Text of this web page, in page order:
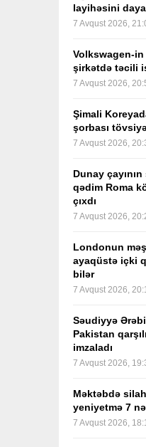
layihəsini
7 Avqust 2026,
Volkswagen-in
şirkətdə təcili
7 Avqust 2026,
Şimali
şorbası
7 Avqust 2026,
Dunay
qədim Roma
çıxdı
7 Avqust 2026,
Londonun
ayaqüstə içki
bilər
7 Avqust 2026,
Səudiyyə
Pakistan
imzaladı
7 Avqust 2026,
Məktəbdə
yeniyetmə 7
7 Avqust 2026,